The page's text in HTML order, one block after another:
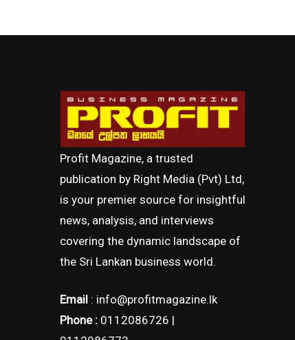
Profit Magazine, a trusted
publication by Right Media (Pvt) Ltd,
is your premier source for insightful
news, analysis, and interviews
covering the dynamic landscape of
the Sri Lankan business world.
Email : info@profitmagazine.lk
Phone : 0112086726 |